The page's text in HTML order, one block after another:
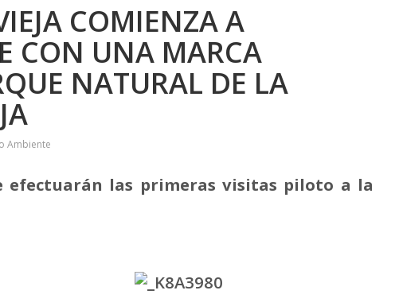
COMIENZA A
CON UNA MARCA
NATURAL DE LA
Ambiente
efectuarán las primeras visitas piloto a la